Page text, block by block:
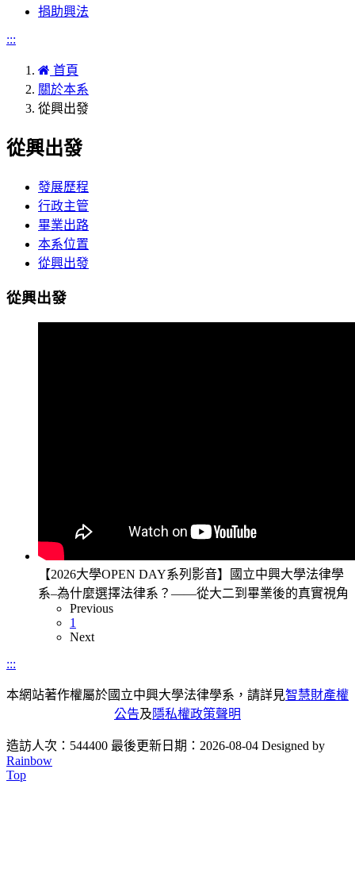
捐助興法
:::
首頁
關於本系
從興出發
從興出發
發展歷程
行政主管
畢業出路
本系位置
從興出發
從興出發
【2026大學OPEN DAY系列影音】國立中興大學法律學
系–為什麼選擇法律系？——從大二到畢業後的真實視角
Previous
1
Next
:::
本網站著作權屬於國立中興大學法律學系，請詳見智慧財產權
公告及隱私權政策聲明
造訪人次：544400 最後更新日期：2026-08-04 Designed by
Rainbow
Top